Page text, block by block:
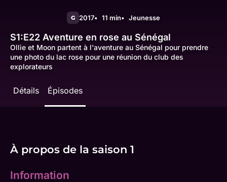
G 2017 11 min Jeunesse
S1:E22 Aventure en rose au Sénégal
Ollie et Moon partent à l'aventure au Sénégal pour prendre
une photo du lac rose pour une réunion du club des
explorateurs
Détails Épisodes
À propos de la saison 1
Information